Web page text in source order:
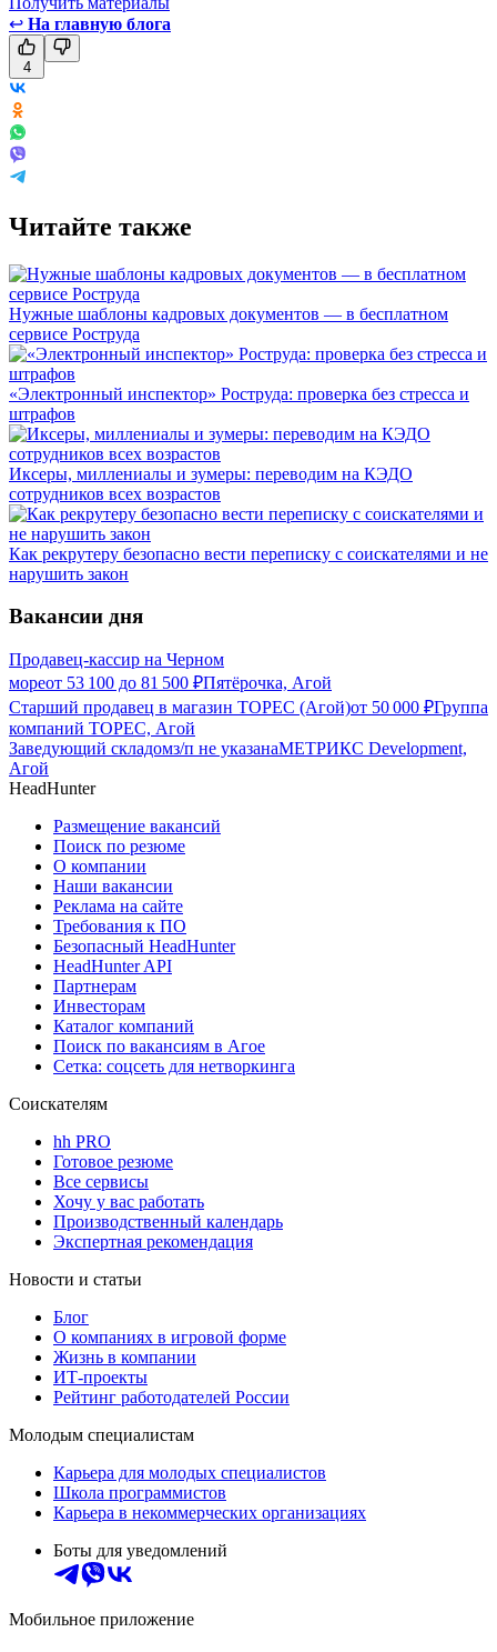
↩ На главную блога
4
Читайте также
Нужные шаблоны кадровых документов — в бесплатном
сервисе Роструда
«Электронный инспектор» Роструда: проверка без стресса и
штрафов
Иксеры, миллениалы и зумеры: переводим на КЭДО
сотрудников всех возрастов
Как рекрутеру безопасно вести переписку с соискателями и не
нарушить закон
Вакансии дня
Продавец-кассир на Черном
мореот 53 100 до 81 500 ₽Пятёрочка, Агой
Старший продавец в магазин ТОРЕС (Агой)от 50 000 ₽Группа
компаний ТОРЕС, Агой
Заведующий складомз/п не указанаМЕТРИКС Development,
Агой
HeadHunter
Размещение вакансий
Поиск по резюме
О компании
Наши вакансии
Реклама на сайте
Требования к ПО
Безопасный HeadHunter
HeadHunter API
Партнерам
Инвесторам
Каталог компаний
Поиск по вакансиям в Агое
Сетка: соцсеть для нетворкинга
Соискателям
hh PRO
Готовое резюме
Все сервисы
Хочу у вас работать
Производственный календарь
Экспертная рекомендация
Новости и статьи
Блог
О компаниях в игровой форме
Жизнь в компании
ИТ-проекты
Рейтинг работодателей России
Молодым специалистам
Карьера для молодых специалистов
Школа программистов
Карьера в некоммерческих организациях
Боты для уведомлений
Мобильное приложение